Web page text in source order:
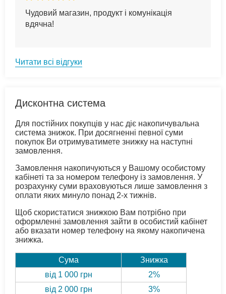
Чудовий магазин, продукт і комунікація
вдячна!
Читати всі відгуки
Дисконтна система
Для постійних покупців у нас діє накопичувальна
система знижок. При досягненні певної суми
покупок Ви отримуватимете знижку на наступні
замовлення.
Замовлення накопичуються у Вашому особистому
кабінеті та за номером телефону із замовлення. У
розрахунку суми враховуються лише замовлення з
оплати яких минуло понад 2-х тижнів.
Щоб скористатися знижкою Вам потрібно при
оформленні замовлення зайти в особистий кабінет
або вказати номер телефону на якому накопичена
знижка.
Сума
Знижка
від 1 000 грн
2%
від 2 000 грн
3%